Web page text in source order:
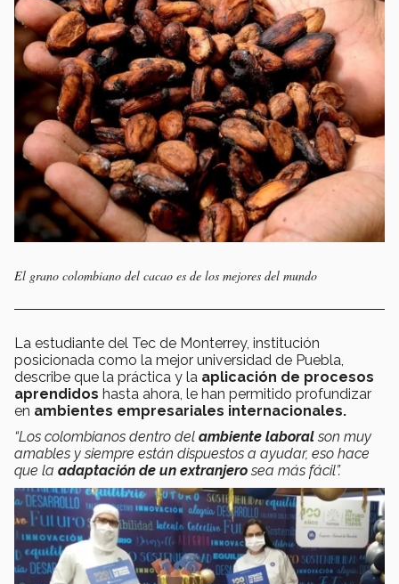
El grano colombiano del cacao es de los mejores del mundo
La estudiante del Tec de Monterrey, institución
posicionada como la mejor universidad de Puebla,
describe que la práctica y la aplicación de procesos
aprendidos hasta ahora, le han permitido profundizar
en ambientes empresariales internacionales.
“Los colombianos dentro del ambiente laboralson muy
amables y siempre están dispuestos a ayudar, eso hace
que la adaptación de un extranjerosea más fácil”.